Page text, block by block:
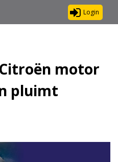
Login
motor
pluimt